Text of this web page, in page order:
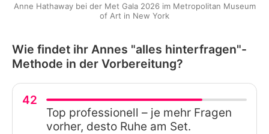
Anne Hathaway bei der Met Gala 2026 im Metropolitan Museum
of Art in New York
Wie findet ihr Annes "alles hinterfragen"-
Methode in der Vorbereitung?
42
Top professionell – je mehr Fragen
vorher, desto Ruhe am Set.